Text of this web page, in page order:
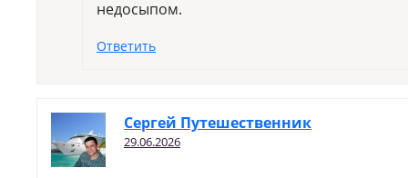
недосыпом.
Ответить
Сергей Путешественник
29.06.2026